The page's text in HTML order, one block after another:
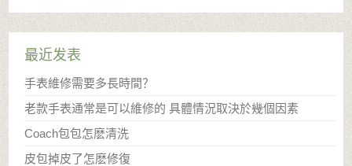
最近发表
手表維修需要多長時間？
老款手表通常是可以維修的 具體情況取決於幾個因素
​Coach包包怎麽清洗
​皮包掉皮了怎麽修復